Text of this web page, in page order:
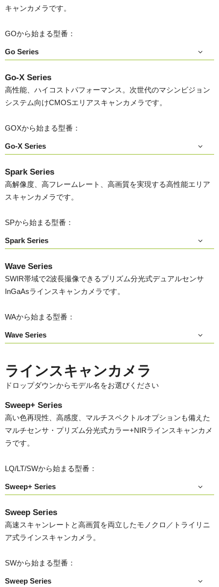
キャンカメラです。
GOから始まる型番：
Go Series
Go-X Series
高性能、ハイコストパフォーマンス。次世代のマシンビジョン
システム向けCMOSエリアスキャンカメラです。
GOXから始まる型番：
Go-X Series
Spark Series
高解像度、高フレームレート、高画質を実現する高性能エリア
スキャンカメラです。
SPから始まる型番：
Spark Series
Wave Series
SWIR帯域で2波長撮像できるプリズム分光式デュアルセンサ
InGaAsラインスキャンカメラです。
WAから始まる型番：
Wave Series
ラインスキャンカメラ
ドロップダウンからモデル名をお選びください
Sweep+ Series
高い色再現性、高感度、マルチスペクトルオプションも備えた
マルチセンサ・プリズム分光式カラー+NIRラインスキャンカメ
ラです。
LQ/LT/SWから始まる型番：
Sweep+ Series
Sweep Series
高速スキャンレートと高画質を両立したモノクロ／トライリニ
ア式ラインスキャンカメラ。
SWから始まる型番：
Sweep Series